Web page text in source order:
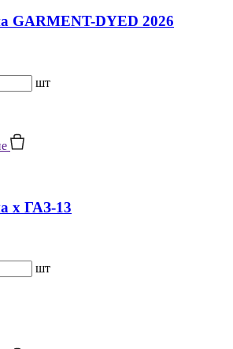
GARMENT-DYED 2026
шт
x ГАЗ-13
шт